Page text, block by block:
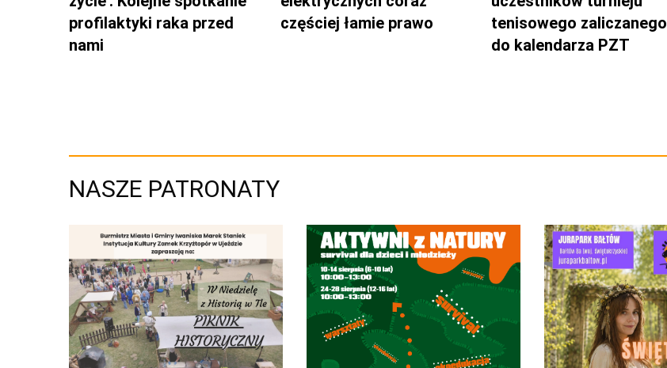
profilaktyki raka przed
nami
częściej łamie prawo
tenisowego zaliczanego
do kalendarza PZT
NASZE PATRONATY